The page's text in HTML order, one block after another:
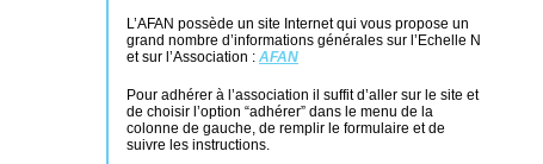
L’AFAN possède un site Internet qui vous propose un
grand nombre d’informations générales sur l’Echelle N
et sur l’Association : AFAN
Pour adhérer à l’association il suffit d’aller sur le site et
de choisir l’option “adhérer” dans le menu de la
colonne de gauche, de remplir le formulaire et de
suivre les instructions.